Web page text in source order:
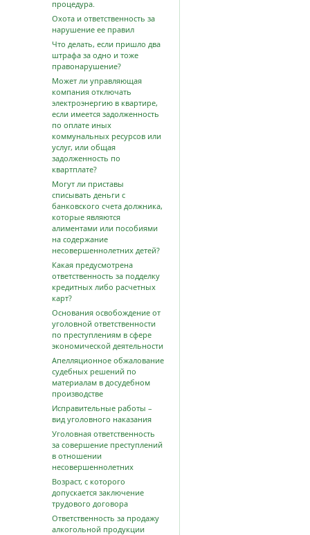
процедура.
Охота и ответственность за
нарушение ее правил
Что делать, если пришло два
штрафа за одно и тоже
правонарушение?
Может ли управляющая
компания отключать
электроэнергию в квартире,
если имеется задолженность
по оплате иных
коммунальных ресурсов или
услуг, или общая
задолженность по
квартплате?
Могут ли приставы
списывать деньги с
банковского счета должника,
которые являются
алиментами или пособиями
на содержание
несовершеннолетних детей?
Какая предусмотрена
ответственность за подделку
кредитных либо расчетных
карт?
Основания освобождение от
уголовной ответственности
по преступлениям в сфере
экономической деятельности
Апелляционное обжалование
судебных решений по
материалам в досудебном
производстве
Исправительные работы –
вид уголовного наказания
Уголовная ответственность
за совершение преступлений
в отношении
несовершеннолетних
Возраст, с которого
допускается заключение
трудового договора
Ответственность за продажу
алкогольной продукции